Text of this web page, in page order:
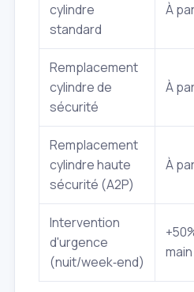
cylindre
standard
À
Remplacement
cylindre de
sécurité
À
Remplacement
cylindre haute
sécurité (A2P)
À
Intervention
d'urgence
(nuit/week‑end)